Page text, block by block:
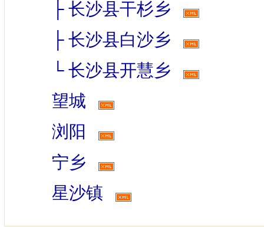
├ 长沙县干杉乡
├ 长沙县白沙乡
└ 长沙县开慧乡
望城
浏阳
宁乡
星沙镇